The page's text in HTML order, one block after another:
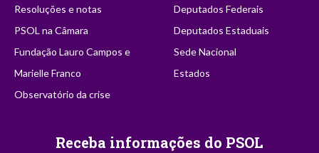
Resoluções e notas
PSOL na Câmara
Fundação Lauro Campos e
Marielle Franco
Observatório da crise
Deputados Federais
Deputados Estaduais
Sede Nacional
Estados
Receba informações do PSOL